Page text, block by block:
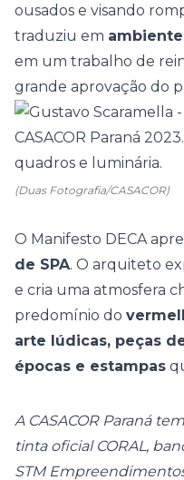
ousados e visando
traduziu em
em um trabalho de
grande aprovação do
(Duas Fotografia/CASACOR)
O Manifesto DECA
de SPA. O arquiteto
e cria uma atmosfera
predomínio do
arte lúdicas, peças
épocas e estampas
A CASACOR Paraná
tinta oficial CORAL,
STM